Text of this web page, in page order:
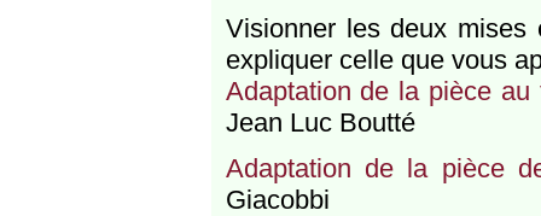
Visionner les deux mises
expliquer celle que vous
Adaptation de la pièce au
Jean Luc Boutté
Adaptation de la pièce
Giacobbi